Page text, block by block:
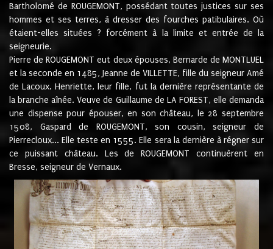
Bartholomé de ROUGEMONT, possédant toutes justices sur ses
hommes et ses terres, à dresser des fourches patibulaires. Où
étaient-elles situées ? forcément à la limite et entrée de la
seigneurie.
Pierre de ROUGEMONT eut deux épouses, Bernarde de MONTLUEL
et la seconde en 1485, Jeanne de VILLETTE, fille du seigneur Amé
de Lacoux. Henriette, leur fille, fut la dernière représentante de
la branche aînée. Veuve de Guillaume de LA FOREST, elle demanda
une dispense pour épouser, en son château, le 28 septembre
1508, Gaspard de ROUGEMONT, son cousin, seigneur de
Pierrecloux... Elle teste en 1555. Elle sera la dernière à régner sur
ce puissant château. Les de ROUGEMONT continuèrent en
Bresse, seigneur de Vernaux.